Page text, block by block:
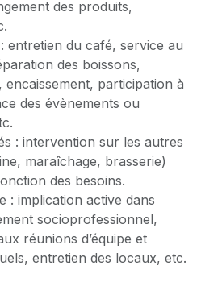
des produits,
entretien du café, service au
des boissons,
encaissement, participation à
des évènements ou
: intervention sur les autres
maraîchage, brasserie)
des besoins.
: implication active dans
socioprofessionnel,
réunions d’équipe et
entretien des locaux, etc.